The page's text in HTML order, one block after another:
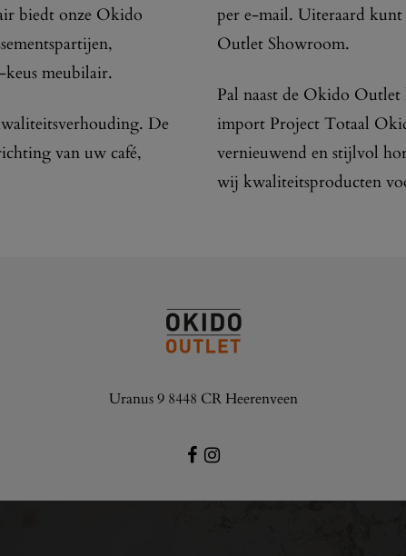
biedt onze Okido
meubilair.
De
van uw café,
per e-mail. Uiteraard
Outlet Showroom.
Pal naast de Okido
import Project Totaal
vernieuwend en stijlvol
wij kwaliteitsproducten
Uranus 9 8448 CR Heerenveen